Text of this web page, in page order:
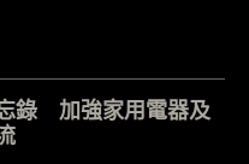
錄 加強家用電器及